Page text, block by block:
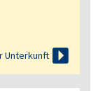
Unterkunft 